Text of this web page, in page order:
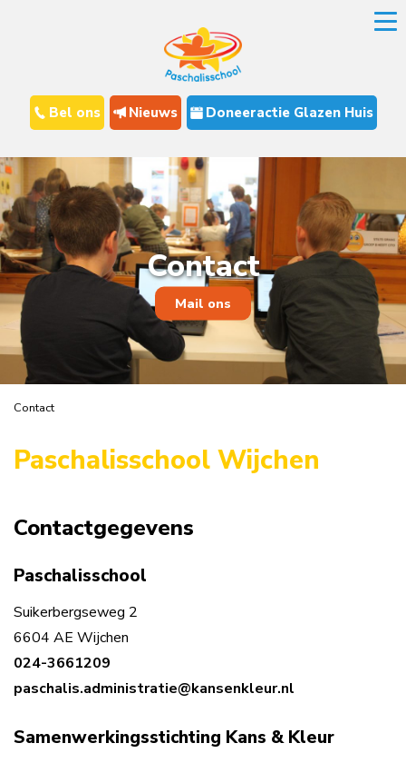
Bel ons Nieuws Doneeractie Glazen Huis
Contact
Mail ons
Contact
Paschalisschool Wijchen
Contactgegevens
Paschalisschool
Suikerbergseweg 2
6604 AE Wijchen
024-3661209
paschalis.administratie@kansenkleur.nl
Samenwerkingsstichting Kans & Kleur